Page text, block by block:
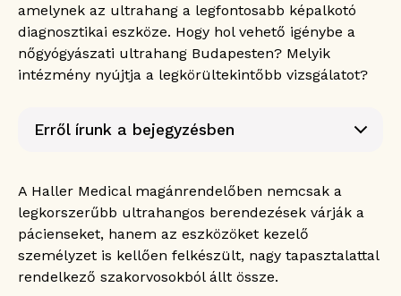
amelynek az ultrahang a legfontosabb képalkotó
diagnosztikai eszköze. Hogy hol vehető igénybe a
nőgyógyászati ultrahang Budapesten? Melyik
intézmény nyújtja a legkörültekintőbb vizsgálatot?
Erről írunk a bejegyzésben
Mi az a nőgyógyászati ultrahang?
Mikor van szükség nőgyógyászati
ultrahangra?
Terhesség
Prevenció
A Haller Medical magánrendelőben nemcsak a
legkorszerűbb ultrahangos berendezések várják a
pácienseket, hanem az eszközöket kezelő
személyzet is kellően felkészült, nagy tapasztalattal
rendelkező szakorvosokból állt össze.